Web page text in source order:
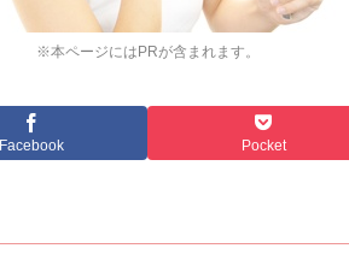
※本ページにはPRが含まれます。
Facebook Pocket